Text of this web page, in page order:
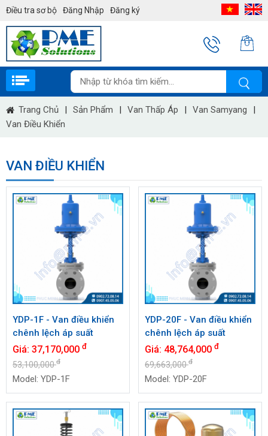
Điều tra sơ bộ Đăng Nhập Đăng ký
Trang Chủ | Sản Phẩm | Van Thấp Áp | Van Samyang
|
Van Điều Khiển
VAN ĐIỀU KHIỂN
YDP-1F - Van điều khiển
chênh lệch áp suất
Giá: 37,170,000 đ
53,100,000đ
Model: YDP-1F
YDP-20F - Van điều khiển
chênh lệch áp suất
Giá: 48,764,000 đ
69,663,000đ
Model: YDP-20F